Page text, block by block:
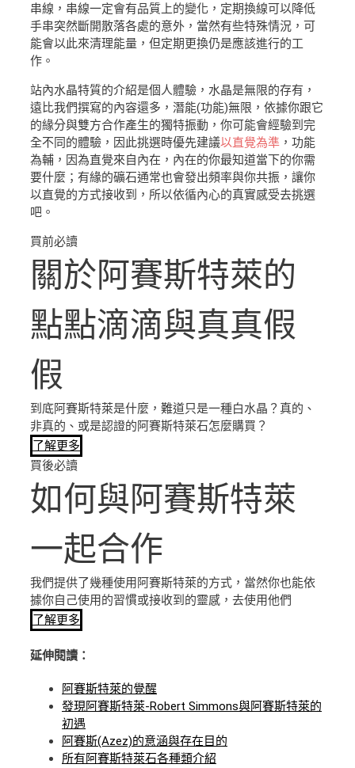
串線，串線一定會有品質上的變化，定期換線可以降低
手串突然斷開散落各處的意外，當然有些特殊情況，可
能會以此來清理能量，但定期更換仍是應該進行的工
作。
站內水晶特質的介紹是個人體驗，水晶是無限的存有，
遠比我們撰寫的內容還多，潛能(功能)無限，依據你跟它
的緣分與雙方合作產生的獨特振動，你可能會經驗到完
全不同的體驗，因此挑選時優先建議以直覺為準 ，功能
為輔，因為直覺來自內在，內在的你最知道當下的你需
要什麼；有緣的礦石通常也會發出頻率與你共振，讓你
以直覺的方式接收到，所以依循內心的真實感受去挑選
吧。
買前必讀
關於阿賽斯特萊的
點點滴滴與真真假
假
到底阿賽斯特萊是什麼，難道只是一種白水晶？真的、
非真的、或是認證的阿賽斯特萊石怎麼購買？
了解更多
買後必讀
如何與阿賽斯特萊
一起合作
我們提供了幾種使用阿賽斯特萊的方式，當然你也能依
據你自己使用的習慣或接收到的靈感，去使用他們
了解更多
延伸閱讀：
阿賽斯特萊的覺醒
發現阿賽斯特萊-Robert Simmons與阿賽斯特萊的
初遇
阿賽斯(Azez)的意涵與存在目的
所有阿賽斯特萊石各種類介紹